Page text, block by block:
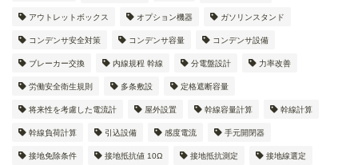
アウトレットボックス オプション機器 ガソリンスタンド
コンデンサ安全対策 コンデンサ容量 コンデンサ設備
ブレーカー交換 内線規程 幹線 分電盤設計 力率改善
労働安全衛生規則 多条敷設 定格遮断容量
将来性を考慮した電流計 屋外設置 幹線容量計算 幹線計算
幹線負荷計算 引込設備 感度電流 手元開閉器
接地免除条件 接地抵抗値 10Ω 接地抵抗測定 接地線選定